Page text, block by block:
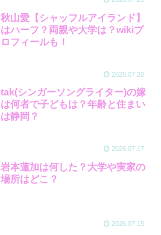
秋山愛【シャッフルアイランド】
はハーフ？両親や大学は？wikiプ
ロフィールも！
2026.07.20
tak(シンガーソングライター)の嫁
は何者で子どもは？年齢と住まい
は静岡？
2026.07.17
岩本蓮加は何した？大学や実家の
場所はどこ？
2026.07.15